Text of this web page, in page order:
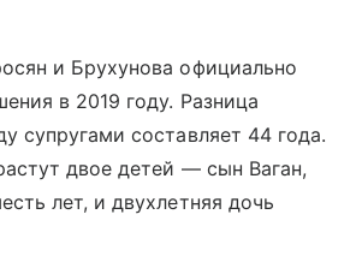
и Брухунова официально
в 2019 году. Разница
супругами составляет 44 года.
двое детей — сын Ваган,
лет, и двухлетняя дочь